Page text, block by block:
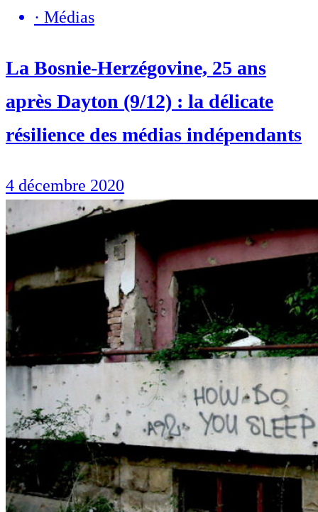
· Médias
La Bosnie-Herzégovine, 25 ans
après Dayton (9/12) : la délicate
résilience des médias indépendants
4 décembre 2020